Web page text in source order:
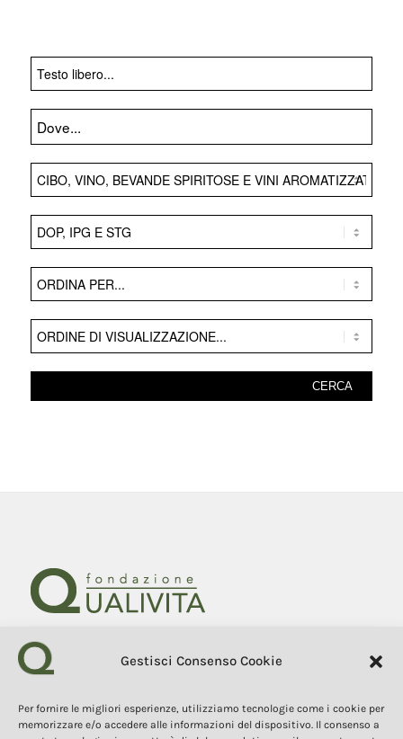
Gestisci Consenso Cookie
Per fornire le migliori esperienze, utilizziamo tecnologie come i cookie per
memorizzare e/o accedere alle informazioni del dispositivo. Il consenso a
Fondazione Qualivita
53100 Siena (Si) Italy
Tel. +39 0577 1503049